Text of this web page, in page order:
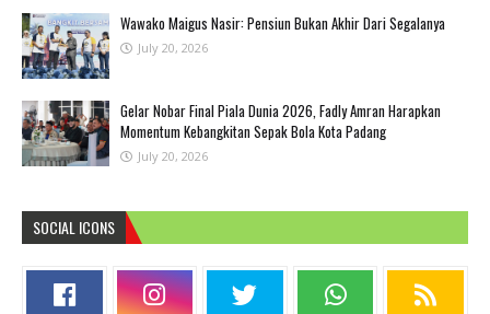
Wawako Maigus Nasir: Pensiun Bukan Akhir Dari Segalanya
July 20, 2026
Gelar Nobar Final Piala Dunia 2026, Fadly Amran Harapkan
Momentum Kebangkitan Sepak Bola Kota Padang
July 20, 2026
SOCIAL ICONS